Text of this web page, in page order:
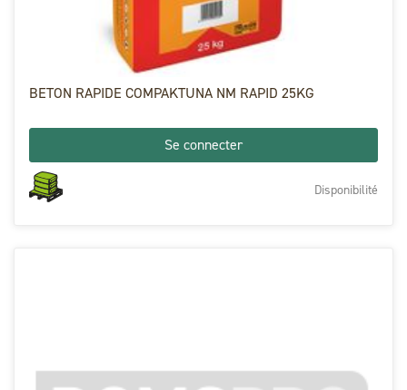
BETON RAPIDE COMPAKTUNA NM RAPID 25KG
Se connecter
Disponibilité